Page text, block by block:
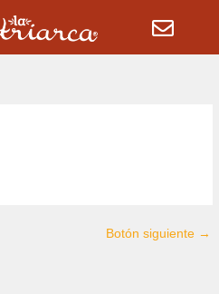
Botón siguiente →